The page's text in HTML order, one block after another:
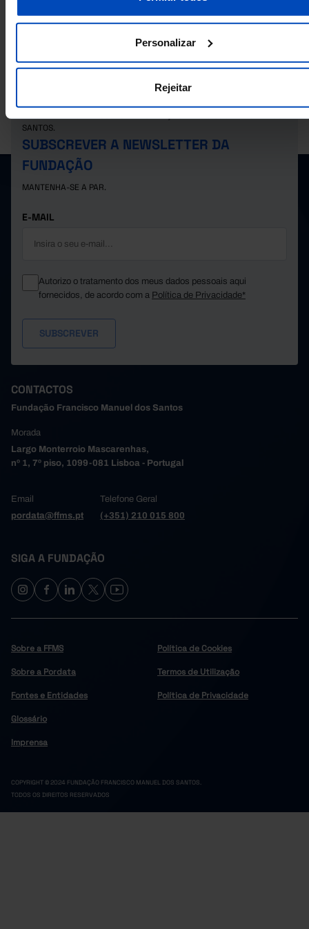
Personalizar
Rejeitar
SANTOS.
SUBSCREVER A NEWSLETTER DA
FUNDAÇÃO
MANTENHA-SE A PAR.
E-MAIL
Autorizo o tratamento dos meus dados pessoais aqui
fornecidos, de acordo com a Política de Privacidade*
CONTACTOS
Fundação Francisco Manuel dos Santos
Morada
Largo Monterroio Mascarenhas,
nº 1, 7º piso, 1099-081 Lisboa - Portugal
Email
pordata@ffms.pt
Telefone Geral
(+351) 210 015 800
SIGA A FUNDAÇÃO
Sobre a FFMS
Sobre a Pordata
Fontes e Entidades
Glossário
Imprensa
Política de Cookies
Termos de Utilização
Política de Privacidade
COPYRIGHT © 2024 FUNDAÇÃO FRANCISCO MANUEL DOS SANTOS.
TODOS OS DIREITOS RESERVADOS